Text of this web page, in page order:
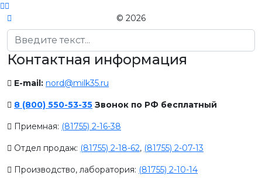
© 2026
Поиск
Контактная информация
E-mail: nord@milk35.ru
8 (800) 550-53-35 Звонок по РФ бесплатный
Приемная: (81755) 2-16-38
Отдел продаж: (81755) 2-18-62, (81755) 2-07-13
Производство, лаборатория: (81755) 2-10-14